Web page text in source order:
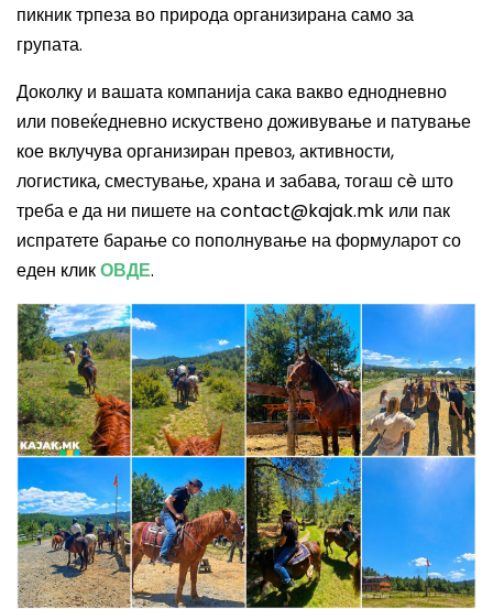
пикник трпеза во природа организирана само за
групата.
Доколку и вашата компанија сака вакво еднодневно
или повеќедневно искуствено доживување и патување
кое вклучува организиран превоз, активности,
логистика, сместување, храна и забава, тогаш сè што
треба е да ни пишете наcontact@kajak.mk или пак
испратете барање со пополнување на формуларот со
еден кликОВДЕ.